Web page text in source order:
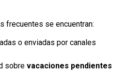
frecuentes se encuentran:
o enviadas por canales
sobre vacaciones pendientes